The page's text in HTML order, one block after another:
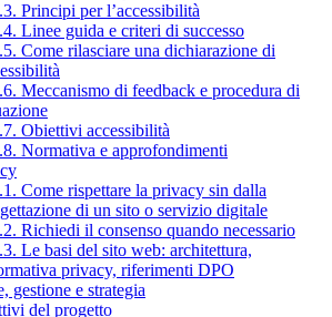
Principi per l’accessibilità
Linee guida e criteri di successo
Come rilasciare una dichiarazione di
Meccanismo di feedback e procedura di
Obiettivi accessibilità
Normativa e approfondimenti
Come rispettare la privacy sin dalla
di un sito o servizio digitale
Richiedi il consenso quando necessario
Le basi del sito web: architettura,
privacy, riferimenti DPO
gestione e strategia
del progetto